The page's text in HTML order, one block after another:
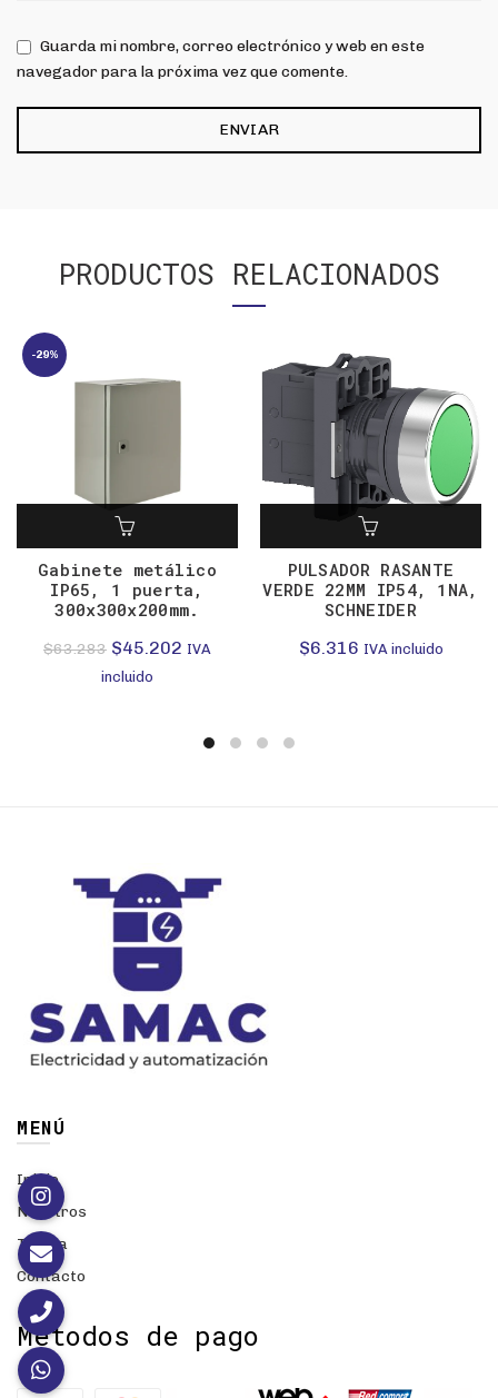
Guarda mi nombre, correo electrónico y web en este
navegador para la próxima vez que comente.
PRODUCTOS RELACIONADOS
-29%
Gabinete metálico
IP65, 1 puerta,
300x300x200mm.
$63.283 El
precio
$45.202 El
IVA
incluido
PULSADOR RASANTE
VERDE 22MM IP54, 1NA,
SCHNEIDER
$6.316 IVA incluido
MENÚ
Inicio
Nosotros
Tienda
Contacto
Métodos de pago